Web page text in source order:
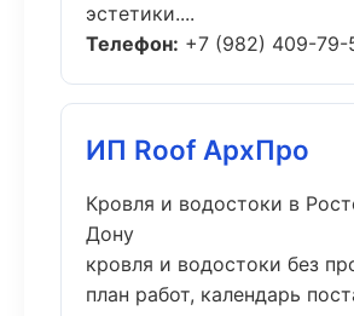
эстетики....
Телефон: +7 (982) 409-79-
ИП Roof АрхПро
Кровля и водостоки в
Дону
кровля и водостоки без
план работ, календарь